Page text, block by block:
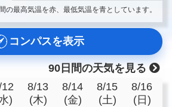
最高気温を赤、最低気温を青としています。
コンパスを表示
90日間の天気を見る
)
8/13
(木)
8/14
(金)
8/15
(土)
8/16
(日)